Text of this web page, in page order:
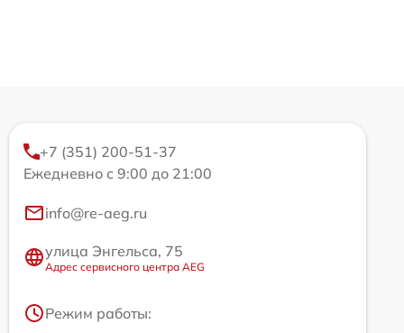
+7 (351) 200-51-37
Ежедневно с 9:00 до 21:00
info@re-aeg.ru
улица Энгельса, 75
Адрес сервисного центра AEG
Режим работы: